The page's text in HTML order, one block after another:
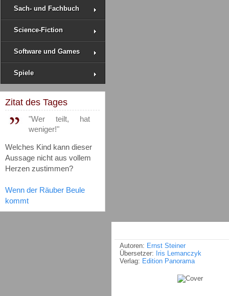
Sach- und Fachbuch
Science-Fiction
Software und Games
Spiele
Zitat des Tages
"Wer teilt, hat
weniger!"
Welches Kind kann dieser
Aussage nicht aus vollem
Herzen zustimmen?
Wenn der Räuber Beule
kommt
Autoren: Ernst Steiner
Übersetzer: Iris Lemanczyk
Verlag: Edition Panorama